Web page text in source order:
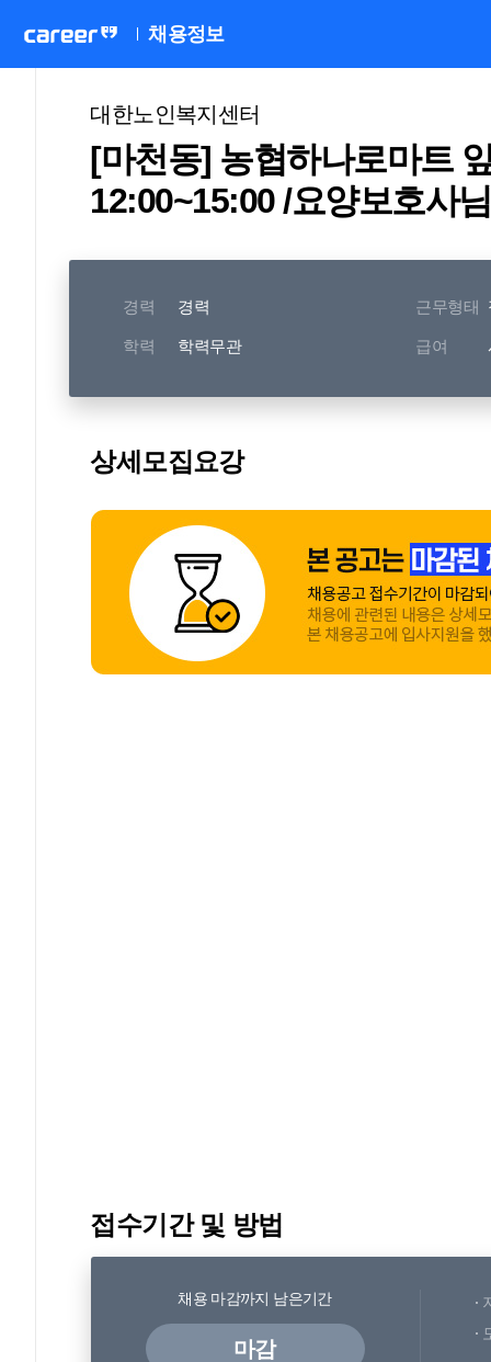
채용정보
대한노인복지센터
[마천동] 농협하나로마트
12:00~15:00 /요양보호사
경력 경력 근무형태
학력 학력무관 급여
상세모집요강
접수기간 및 방법
채용 마감까지 남은기간
마감